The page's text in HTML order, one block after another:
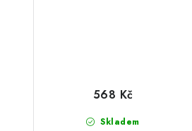
Skladem
568 Kč